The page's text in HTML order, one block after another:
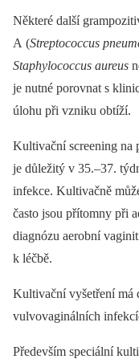
Některé další
A (Streptococcus
Staphylococcus aureus
je nutné porovnat s
úlohu při vzniku obtíží.
Kultivační screening na
je důležitý v 35.–37.
infekce. Kultivačně
často jsou přítomny při
diagnózu aerobní
k léčbě.
Kultivační vyšetření
vulvovaginálních
Především speciální